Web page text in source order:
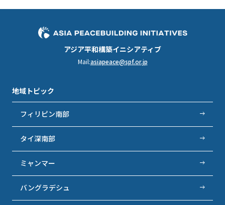
アジア平和構築イニシアティブ
Mail:asiapeace@spf.or.jp
地域トピック
フィリピン南部
タイ深南部
ミャンマー
バングラデシュ